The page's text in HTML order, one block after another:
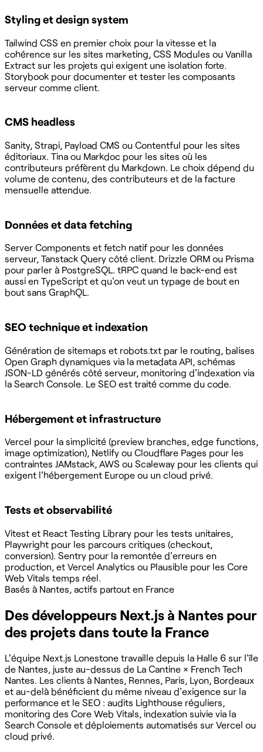
Styling et design system
Tailwind CSS en premier choix pour la vitesse et la
cohérence sur les sites marketing, CSS Modules ou Vanilla
Extract sur les projets qui exigent une isolation forte.
Storybook pour documenter et tester les composants
serveur comme client.
CMS headless
Sanity, Strapi, Payload CMS ou Contentful pour les sites
éditoriaux. Tina ou Markdoc pour les sites où les
contributeurs préfèrent du Markdown. Le choix dépend du
volume de contenu, des contributeurs et de la facture
mensuelle attendue.
Données et data fetching
Server Components et fetch natif pour les données
serveur, Tanstack Query côté client. Drizzle ORM ou Prisma
pour parler à PostgreSQL. tRPC quand le back-end est
aussi en TypeScript et qu'on veut un typage de bout en
bout sans GraphQL.
SEO technique et indexation
Génération de sitemaps et robots.txt par le routing, balises
Open Graph dynamiques via la metadata API, schémas
JSON-LD générés côté serveur, monitoring d'indexation via
la Search Console. Le SEO est traité comme du code.
Hébergement et infrastructure
Vercel pour la simplicité (preview branches, edge functions,
image optimization), Netlify ou Cloudflare Pages pour les
contraintes JAMstack, AWS ou Scaleway pour les clients qui
exigent l'hébergement Europe ou un cloud privé.
Tests et observabilité
Vitest et React Testing Library pour les tests unitaires,
Playwright pour les parcours critiques (checkout,
conversion). Sentry pour la remontée d'erreurs en
production, et Vercel Analytics ou Plausible pour les Core
Web Vitals temps réel.
Basés à Nantes, actifs partout en France
Des développeurs Next.js à Nantes pour
des projets dans toute la France
L'équipe Next.js Lonestone travaille depuis la Halle 6 sur l'île
de Nantes, juste au-dessus de La Cantine × French Tech
Nantes. Les clients à Nantes, Rennes, Paris, Lyon, Bordeaux
et au-delà bénéficient du même niveau d'exigence sur la
performance et le SEO : audits Lighthouse réguliers,
monitoring des Core Web Vitals, indexation suivie via la
Search Console et déploiements automatisés sur Vercel ou
cloud privé.